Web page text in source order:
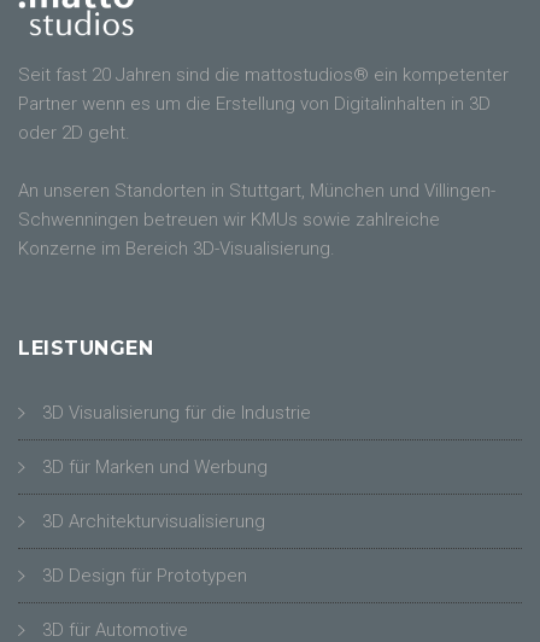
Seit fast 20 Jahren sind die mattostudios® ein kompetenter
Partner wenn es um die Erstellung von Digitalinhalten in 3D
oder 2D geht.
An unseren Standorten in Stuttgart, München und Villingen-
Schwenningen betreuen wir KMUs sowie zahlreiche
Konzerne im Bereich 3D-Visualisierung.
LEISTUNGEN
3D Visualisierung für die Industrie
3D für Marken und Werbung
3D Architekturvisualisierung
3D Design für Prototypen
3D für Automotive